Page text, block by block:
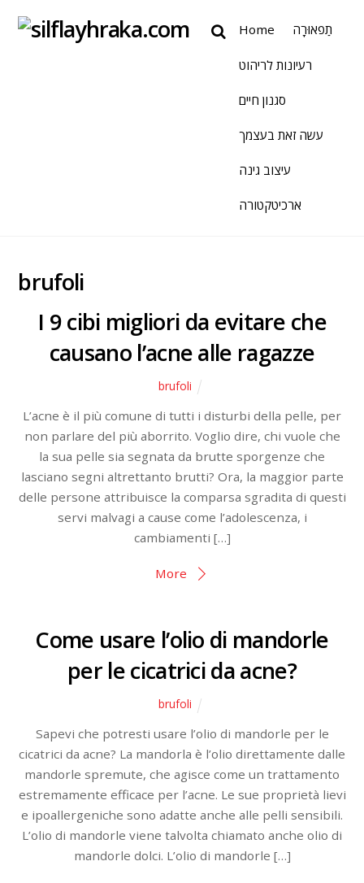
Home תַפאוּרָה
רעיונות לריהוט
סגנון חיים
עשה זאת בעצמך
עיצוב גינה
ארכיטקטורה
brufoli
I 9 cibi migliori da evitare che
causano l’acne alle ragazze
brufoli
L’acne è il più comune di tutti i disturbi della pelle, per
non parlare del più aborrito. Voglio dire, chi vuole che
la sua pelle sia segnata da brutte sporgenze che
lasciano segni altrettanto brutti? Ora, la maggior parte
delle persone attribuisce la comparsa sgradita di questi
servi malvagi a cause come l’adolescenza, i
cambiamenti […]
More
Come usare l’olio di mandorle
per le cicatrici da acne?
brufoli
Sapevi che potresti usare l’olio di mandorle per le
cicatrici da acne? La mandorla è l’olio direttamente dalle
mandorle spremute, che agisce come un trattamento
estremamente efficace per l’acne. Le sue proprietà lievi
e ipoallergeniche sono adatte anche alle pelli sensibili.
L’olio di mandorle viene talvolta chiamato anche olio di
mandorle dolci. L’olio di mandorle […]